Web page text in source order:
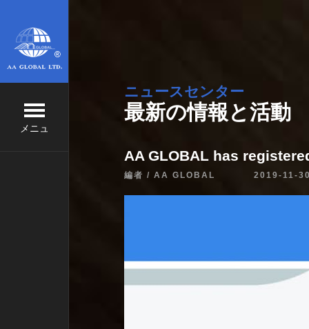
メニュ
ニュースセンター
最新の情報と活動
AA GLOBAL has
編者 / AA GLOBAL 2019-11-